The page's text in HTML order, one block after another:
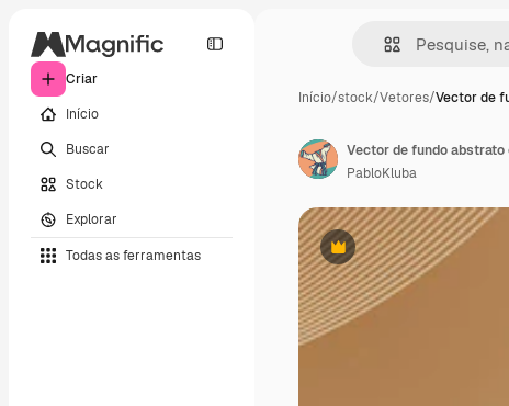
Criar
Início
Buscar
Stock
Explorar
Todas as ferramentas
Início/stock/Vetores/Vector de
Premium
PabloKluba